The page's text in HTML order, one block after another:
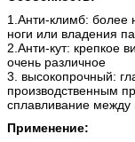
1.Анти-климб: более
ноги или владения
2.Анти-кут: крепкое
очень различное
3. высокопрочный:
производственным
сплавливание между
Применение: